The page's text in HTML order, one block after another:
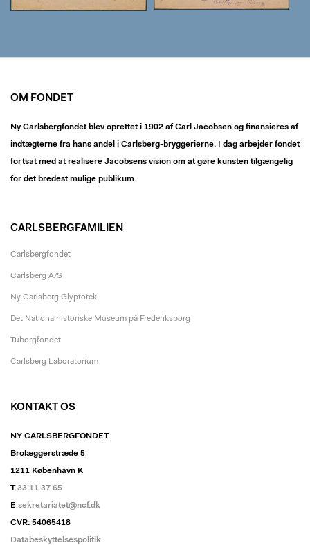
OM FONDET
Ny Carlsbergfondet blev oprettet i 1902 af Carl Jacobsen og finansieres af
indtægterne fra hans andel i Carlsberg-bryggerierne. I dag arbejder fondet
fortsat med at realisere Jacobsens vision om at gøre kunsten tilgængelig
for det bredest mulige publikum.
CARLSBERGFAMILIEN
Carlsbergfondet
Carlsberg A/S
Ny Carlsberg Glyptotek
Det Nationalhistoriske Museum på Frederiksborg
Tuborgfondet
Carlsberg Laboratorium
KONTAKT OS
NY CARLSBERGFONDET
Brolæggerstræde 5
1211 København K
T33 11 37 65
E sekretariatet@ncf.dk
CVR: 54065418
Databeskyttelsespolitik